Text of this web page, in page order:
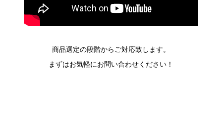
商品選定の段階からご対応致します。
まずはお気軽にお問い合わせください！